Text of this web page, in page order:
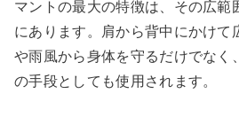
マントの最大の特徴は、その広範
にあります。肩から背中にかけて
や雨風から身体を守るだけでなく
の手段としても使用されます。